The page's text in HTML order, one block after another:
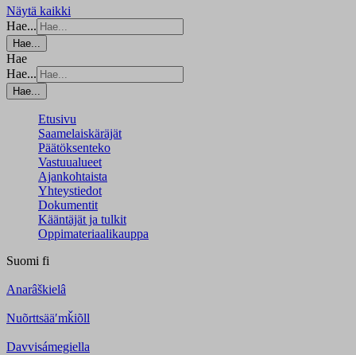
Näytä kaikki
Hae...
Hae...
Hae
Hae...
Hae...
Etusivu
Saamelaiskäräjät
Päätöksenteko
Vastuualueet
Ajankohtaista
Yhteystiedot
Dokumentit
Kääntäjät ja tulkit
Oppimateriaalikauppa
Suomi fi
Anarâškielâ
Nuõrttsääʹmǩiõll
Davvisámegiella